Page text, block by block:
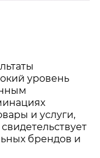
уровень
и услуги,
брендов и